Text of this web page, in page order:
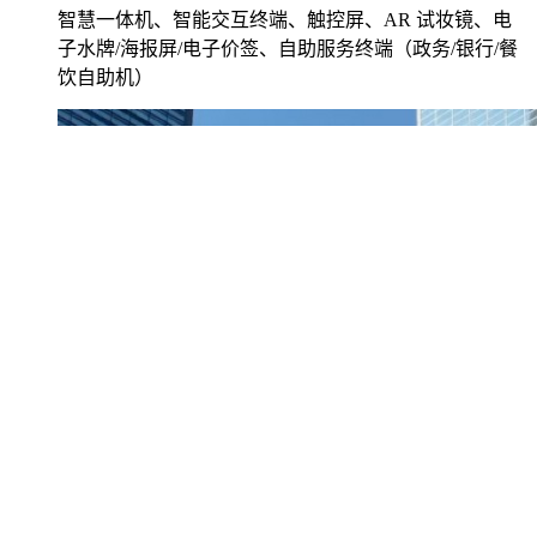
智慧一体机、智能交互终端、触控屏、AR 试妆镜、电
子水牌/海报屏/电子价签、自助服务终端（政务/银行/餐
饮自助机）